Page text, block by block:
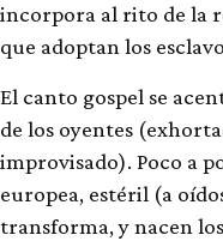
incorpora al rito de la
que adoptan los
El canto gospel se
de los oyentes
improvisado). Poco a
europea, estéril (a
transforma, y nacen